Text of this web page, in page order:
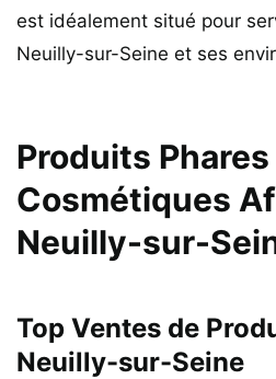
est idéalement situé pour
Neuilly-sur-Seine et ses
Produits
Cosmétiques
Neuilly-sur-
Top Ventes de
Neuilly-sur-Seine